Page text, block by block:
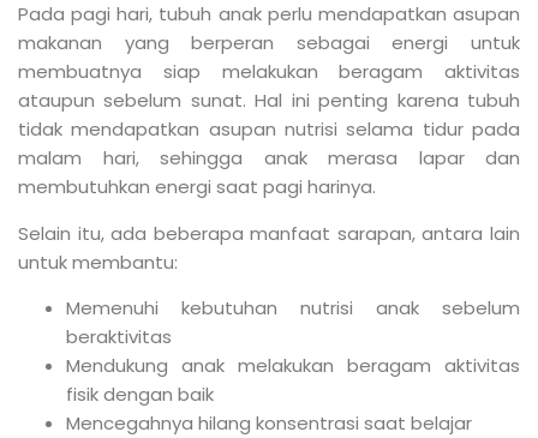
Pada pagi hari, tubuh anak perlu mendapatkan asupan
makanan yang berperan sebagai energi untuk
membuatnya siap melakukan beragam aktivitas
ataupun sebelum sunat. Hal ini penting karena tubuh
tidak mendapatkan asupan nutrisi selama tidur pada
malam hari, sehingga anak merasa lapar dan
membutuhkan energi saat pagi harinya.
Selain itu, ada beberapa manfaat sarapan, antara lain
untuk membantu:
Memenuhi kebutuhan nutrisi anak sebelum
beraktivitas
Mendukung anak melakukan beragam aktivitas
fisik dengan baik
Mencegahnya hilang konsentrasi saat belajar